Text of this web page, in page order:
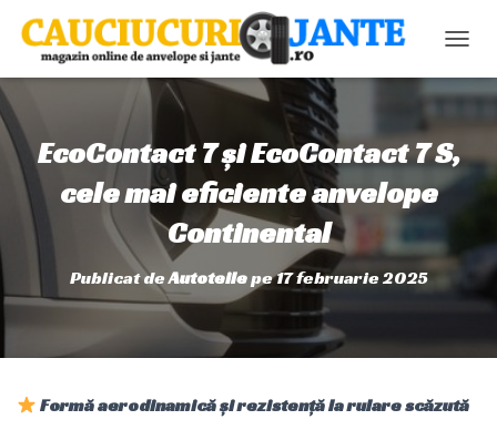
O
M
Ă
N
EcoContact 7 și EcoContact 7 S,
cele mai eficiente anvelope
Continental
Publicat deAutoteilepe17 februarie 2025
Formă aerodinamică și rezistență la rulare scăzută